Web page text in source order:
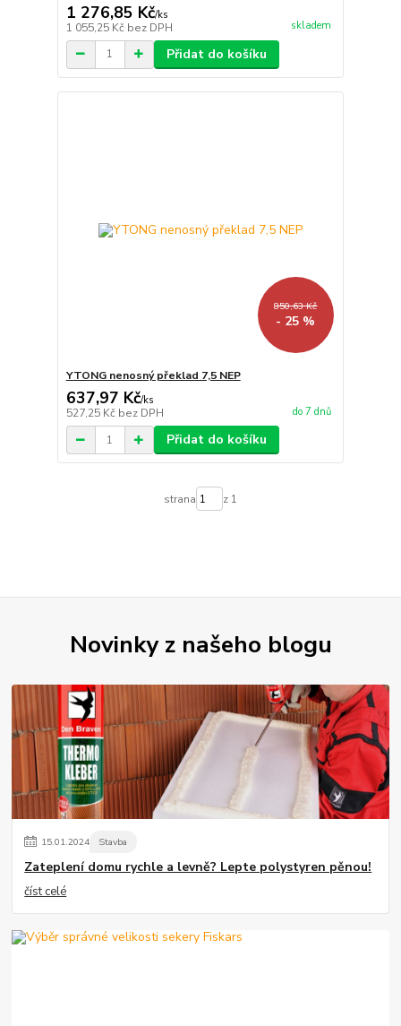
1 276,85 Kč/ks
1 055,25 Kč bez DPH skladem
Přidat do košíku
850,63 Kč
- 25 %
YTONG nenosný překlad 7,5 NEP
637,97 Kč/ks
527,25 Kč bez DPH do 7 dnů
Přidat do košíku
strana z 1
Novinky z našeho blogu
15.01.2024 Stavba
Zateplení domu rychle a levně? Lepte polystyren pěnou!
číst celé